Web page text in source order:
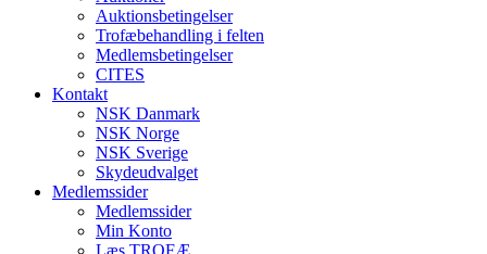
Auktionsbetingelser
Trofæbehandling i felten
Medlemsbetingelser
CITES
Kontakt
NSK Danmark
NSK Norge
NSK Sverige
Skydeudvalget
Medlemssider
Medlemssider
Min Konto
Læs TROFÆ